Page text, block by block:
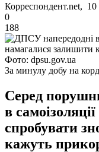
Корреспондент.net, 10
0
188
Фото: dpsu.gov.ua
За минулу добу на
Серед
в
спробувати
кажуть